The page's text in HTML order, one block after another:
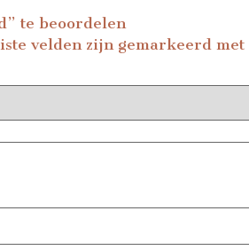
te beoordelen
velden zijn gemarkeerd met